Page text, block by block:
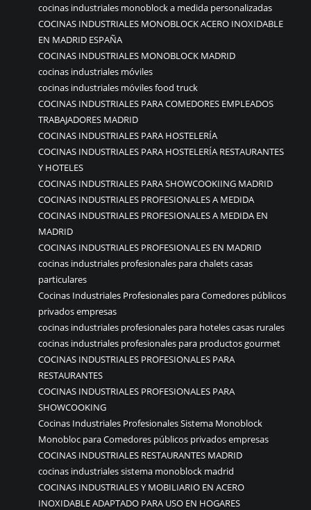
cocinas industriales monoblock a medida personalizadas
COCINAS INDUSTRIALES MONOBLOCK ACERO INOXIDABLE
EN MADRID ESPAÑA
COCINAS INDUSTRIALES MONOBLOCK MADRID
cocinas industriales móviles
cocinas industriales móviles food truck
COCINAS INDUSTRIALES PARA COMEDORES EMPLEADOS
TRABAJADORES MADRID
COCINAS INDUSTRIALES PARA HOSTELERÍA
COCINAS INDUSTRIALES PARA HOSTELERÍA RESTAURANTES
Y HOTELES
COCINAS INDUSTRIALES PARA SHOWCOOKIING MADRID
COCINAS INDUSTRIALES PROFESIONALES A MEDIDA
COCINAS INDUSTRIALES PROFESIONALES A MEDIDA EN
MADRID
COCINAS INDUSTRIALES PROFESIONALES EN MADRID
cocinas industriales profesionales para chalets casas
particulares
Cocinas Industriales Profesionales para Comedores públicos
privados empresas
cocinas industriales profesionales para hoteles casas rurales
cocinas industriales profesionales para productos gourmet
COCINAS INDUSTRIALES PROFESIONALES PARA
RESTAURANTES
COCINAS INDUSTRIALES PROFESIONALES PARA
SHOWCOOKING
Cocinas Industriales Profesionales Sistema Monoblock
Monobloc para Comedores públicos privados empresas
COCINAS INDUSTRIALES RESTAURANTES MADRID
cocinas industriales sistema monoblock madrid
COCINAS INDUSTRIALES Y MOBILIARIO EN ACERO
INOXIDABLE ADAPTADO PARA USO EN HOGARES